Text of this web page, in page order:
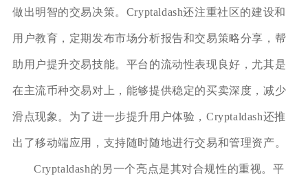
做出明智的交易决策。Cryptaldash还注重社区的建设和
用户教育，定期发布市场分析报告和交易策略分享，帮
助用户提升交易技能。平台的流动性表现良好，尤其是
在主流币种交易对上，能够提供稳定的买卖深度，减少
滑点现象。为了进一步提升用户体验，Cryptaldash还推
出了移动端应用，支持随时随地进行交易和管理资产。
Cryptaldash的另一个亮点是其对合规性的重视。平